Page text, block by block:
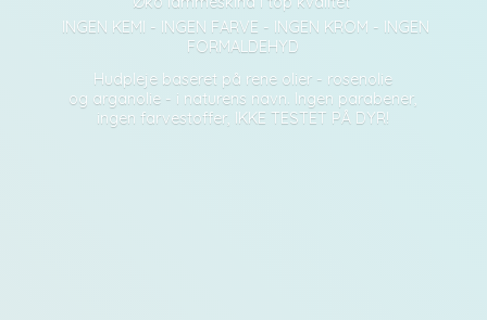
INGEN KEMI - INGEN FARVE - INGEN KROM - INGEN
FORMALDEHYD
Hudpleje baseret på rene olier - rosenolie
og arganolie - i naturens navn. Ingen parabener,
ingen farvestoffer, IKKE TESTET PÅ DYR!